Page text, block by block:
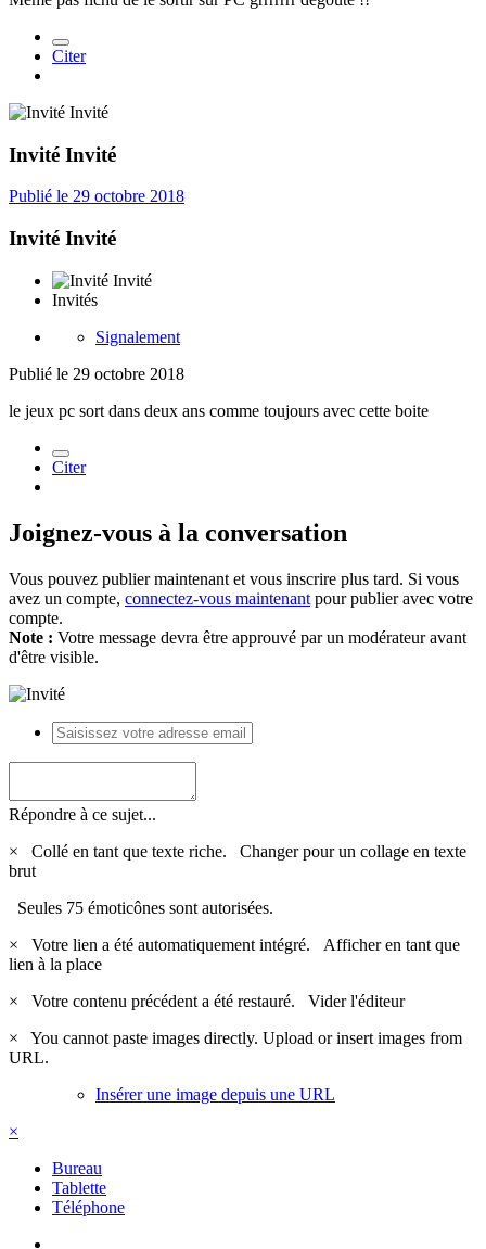
Citer
Invité Invité
Publié le 29 octobre 2018
Invité Invité
Invités
Signalement
Publié le 29 octobre 2018
le jeux pc sort dans deux ans comme toujours avec cette boite
Citer
Joignez-vous à la conversation
Vous pouvez publier maintenant et vous inscrire plus tard. Si vous
avez un compte, connectez-vous maintenant pour publier avec votre
compte.
Note : Votre message devra être approuvé par un modérateur avant
d'être visible.
Répondre à ce sujet...
×
Collé en tant que texte riche. Changer pour un collage en texte
brut
Seules 75 émoticônes sont autorisées.
×
Votre lien a été automatiquement intégré. Afficher en tant que
lien à la place
×
Votre contenu précédent a été restauré. Vider l'éditeur
×
You cannot paste images directly. Upload or insert images from
URL.
Insérer une image depuis une URL
×
Bureau
Tablette
Téléphone